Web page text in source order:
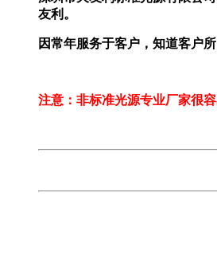
友利。
因常年服务于客户，知道客户
注意：非标准光源专业厂家很